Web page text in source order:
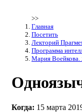
>>
Главная
Посетить
Лекторий
Программа
Мария Воейкова.
Когда: 15 марта